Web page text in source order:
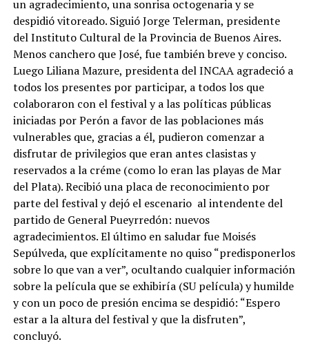
un agradecimiento, una sonrisa octogenaria y se
despidió vitoreado. Siguió Jorge Telerman, presidente
del Instituto Cultural de la Provincia de Buenos Aires.
Menos canchero que José, fue también breve y conciso.
Luego Liliana Mazure, presidenta del INCAA agradeció a
todos los presentes por participar, a todos los que
colaboraron con el festival y a las políticas públicas
iniciadas por Perón a favor de las poblaciones más
vulnerables que, gracias a él, pudieron comenzar a
disfrutar de privilegios que eran antes clasistas y
reservados a la créme (como lo eran las playas de Mar
del Plata). Recibió una placa de reconocimiento por
parte del festival y dejó el escenario al intendente del
partido de General Pueyrredón: nuevos
agradecimientos. El último en saludar fue Moisés
Sepúlveda, que explícitamente no quiso “predisponerlos
sobre lo que van a ver”, ocultando cualquier información
sobre la película que se exhibiría (SU película) y humilde
y con un poco de presión encima se despidió: “Espero
estar a la altura del festival y que la disfruten”,
concluyó.